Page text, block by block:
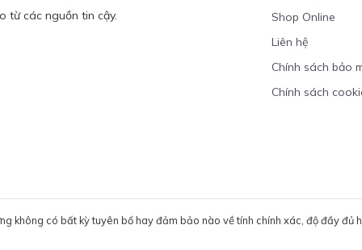
từ các nguồn tin cậy.
Shop Online
Liên hệ
Chính sách bảo
Chính sách
không có bất kỳ tuyên bố hay đảm bảo nào về tính chính xác, độ đầy đủ